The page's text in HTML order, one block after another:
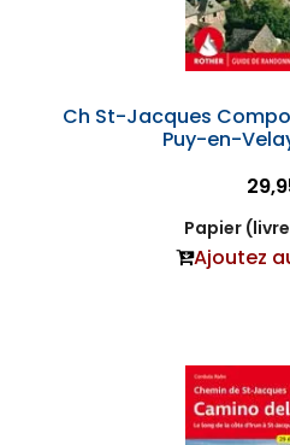
Ch St-Jacques
Puy-en-
Papier
Ajoutez